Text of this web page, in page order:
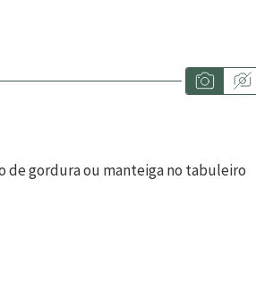
de gordura ou manteiga no tabuleiro